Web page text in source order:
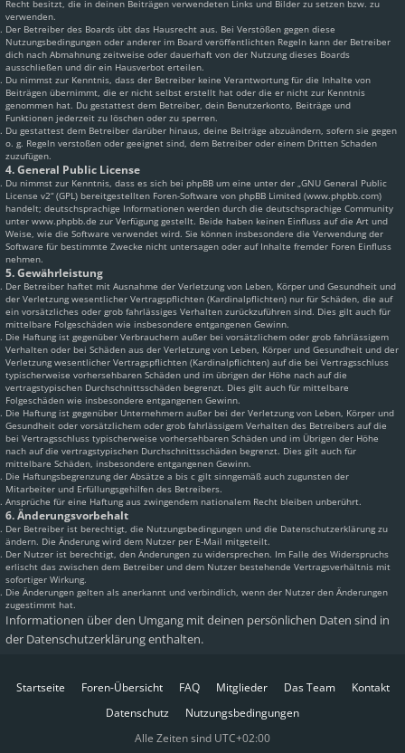
Recht besitzt, die in deinen Beiträgen verwendeten Links und Bilder zu setzen bzw. zu
verwenden.
Der Betreiber des Boards übt das Hausrecht aus. Bei Verstößen gegen diese
Nutzungsbedingungen oder anderer im Board veröffentlichten Regeln kann der Betreiber
dich nach Abmahnung zeitweise oder dauerhaft von der Nutzung dieses Boards
ausschließen und dir ein Hausverbot erteilen.
Du nimmst zur Kenntnis, dass der Betreiber keine Verantwortung für die Inhalte von
Beiträgen übernimmt, die er nicht selbst erstellt hat oder die er nicht zur Kenntnis
genommen hat. Du gestattest dem Betreiber, dein Benutzerkonto, Beiträge und
Funktionen jederzeit zu löschen oder zu sperren.
Du gestattest dem Betreiber darüber hinaus, deine Beiträge abzuändern, sofern sie gegen
o. g. Regeln verstoßen oder geeignet sind, dem Betreiber oder einem Dritten Schaden
zuzufügen.
4. General Public License
Du nimmst zur Kenntnis, dass es sich bei phpBB um eine unter der „GNU General Public
License v2“ (GPL) bereitgestellten Foren-Software von phpBB Limited (www.phpbb.com)
handelt; deutschsprachige Informationen werden durch die deutschsprachige Community
unter www.phpbb.de zur Verfügung gestellt. Beide haben keinen Einfluss auf die Art und
Weise, wie die Software verwendet wird. Sie können insbesondere die Verwendung der
Software für bestimmte Zwecke nicht untersagen oder auf Inhalte fremder Foren Einfluss
nehmen.
5. Gewährleistung
Der Betreiber haftet mit Ausnahme der Verletzung von Leben, Körper und Gesundheit und
der Verletzung wesentlicher Vertragspflichten (Kardinalpflichten) nur für Schäden, die auf
ein vorsätzliches oder grob fahrlässiges Verhalten zurückzuführen sind. Dies gilt auch für
mittelbare Folgeschäden wie insbesondere entgangenen Gewinn.
Die Haftung ist gegenüber Verbrauchern außer bei vorsätzlichem oder grob fahrlässigem
Verhalten oder bei Schäden aus der Verletzung von Leben, Körper und Gesundheit und der
Verletzung wesentlicher Vertragspflichten (Kardinalpflichten) auf die bei Vertragsschluss
typischerweise vorhersehbaren Schäden und im übrigen der Höhe nach auf die
vertragstypischen Durchschnittsschäden begrenzt. Dies gilt auch für mittelbare
Folgeschäden wie insbesondere entgangenen Gewinn.
Die Haftung ist gegenüber Unternehmern außer bei der Verletzung von Leben, Körper und
Gesundheit oder vorsätzlichem oder grob fahrlässigem Verhalten des Betreibers auf die
bei Vertragsschluss typischerweise vorhersehbaren Schäden und im Übrigen der Höhe
nach auf die vertragstypischen Durchschnittsschäden begrenzt. Dies gilt auch für
mittelbare Schäden, insbesondere entgangenen Gewinn.
Die Haftungsbegrenzung der Absätze a bis c gilt sinngemäß auch zugunsten der
Mitarbeiter und Erfüllungsgehilfen des Betreibers.
Ansprüche für eine Haftung aus zwingendem nationalem Recht bleiben unberührt.
6. Änderungsvorbehalt
Der Betreiber ist berechtigt, die Nutzungsbedingungen und die Datenschutzerklärung zu
ändern. Die Änderung wird dem Nutzer per E-Mail mitgeteilt.
Der Nutzer ist berechtigt, den Änderungen zu widersprechen. Im Falle des Widerspruchs
erlischt das zwischen dem Betreiber und dem Nutzer bestehende Vertragsverhältnis mit
sofortiger Wirkung.
Die Änderungen gelten als anerkannt und verbindlich, wenn der Nutzer den Änderungen
zugestimmt hat.
Informationen über den Umgang mit deinen persönlichen Daten sind in
der Datenschutzerklärung enthalten.
Startseite Foren-Übersicht FAQ Mitglieder Das Team
Kontakt
Datenschutz
Nutzungsbedingungen
Alle Zeiten sind UTC+02:00